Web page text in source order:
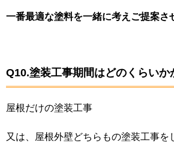
一番最適な塗料を一緒に考えご提案さ
Q10.塗装工事期間はどのくらいか
屋根だけの塗装工事
又は、屋根外壁どちらもの塗装工事を